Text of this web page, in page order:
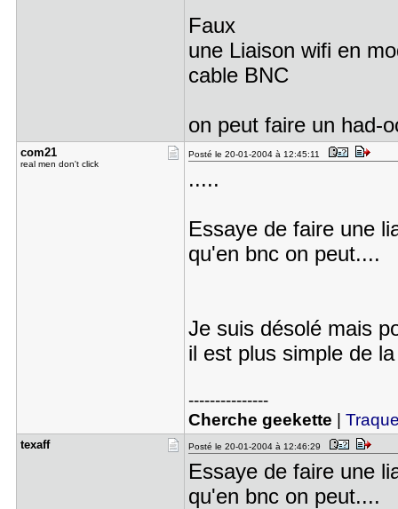
Faux
une Liaison wifi en
cable BNC
on peut faire un had-
com21
real men don't click
Posté le 20-01-2004 à 12:45:11
.....
Essaye de faire une
qu'en bnc on peut....
Je suis désolé mais
il est plus simple de
---------------
Cherche geekette
texaff Posté le 20-01-2004 à 12:46:29
Essaye de faire une
qu'en bnc on peut....